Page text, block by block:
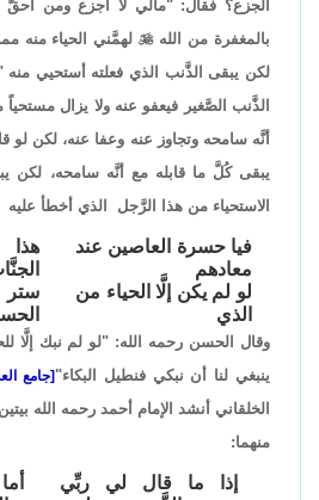
الجزع؟ فقال: "مالي لا أجزع ومن أحقُّ
بالمغفرة من اللهلهمَّني الحياء منه
لكن يبقى الذَّنب الذي فعلته أستحيي منه
الذَّنب الصَّغير فيعفو عنه ولا يزال مستحياً
أنَّه سامحه وتجاوز عنه وعفا عنه، لكن لو
يبقى كُلَّ ما قابله مع أنَّه سامحه،
الاستحياء من هذا الرَّجل الذي أخطأ عليه
فيا حسرة العاصين عند
معادهم
لو لم يكن إلَّا الحياء من
الذي
ستر
وقال الحسن رحمه الله: "لو لم نبك إلَّا
ينبغي لنا أن نبكي فنطيل البكاء"[جامع
الخلقاني أنشد الإمام أحمد رحمه الله
منهما:
إذا ما قال لي ربِّي